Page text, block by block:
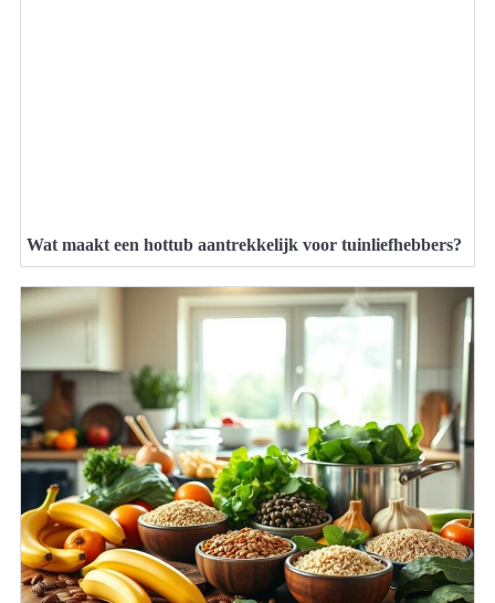
Wat maakt een hottub aantrekkelijk voor tuinliefhebbers?